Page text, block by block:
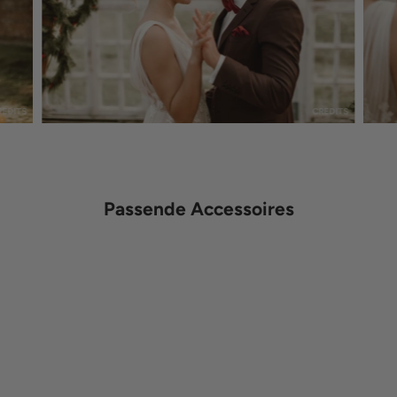
CREDITS
Passende Accessoires